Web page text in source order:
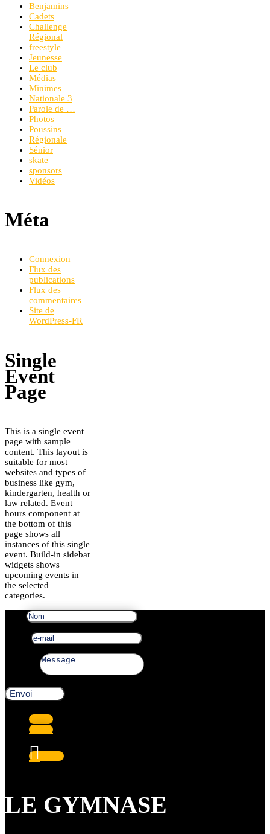
Benjamins
Cadets
Challenge
Régional
freestyle
Jeunesse
Le club
Médias
Minimes
Nationale 3
Parole de …
Photos
Poussins
Régionale
Sénior
skate
sponsors
Vidéos
Méta
Connexion
Flux des
publications
Flux des
commentaires
Site de
WordPress-FR
Single
Event
Page
This is a single event
page with sample
content. This layout is
suitable for most
websites and types of
business like gym,
kindergarten, health or
law related. Event
hours component at
the bottom of this
page shows all
instances of this single
event. Build-in sidebar
widgets shows
upcoming events in
the selected
categories.
Envoi
Suivre
Suivre
Suivre
LE GYMNASE